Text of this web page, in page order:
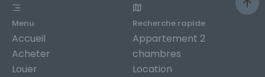
Menu
Accueil
Acheter
Louer
Recherche rapide
Appartement 2
chambres
Location